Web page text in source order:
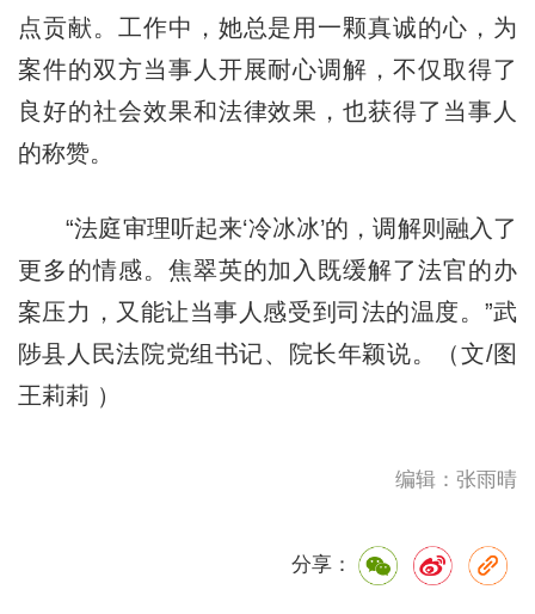
点贡献。工作中，她总是用一颗真诚的心，为
案件的双方当事人开展耐心调解，不仅取得了
良好的社会效果和法律效果，也获得了当事人
的称赞。
“法庭审理听起来‘冷冰冰’的，调解则融入了
更多的情感。焦翠英的加入既缓解了法官的办
案压力，又能让当事人感受到司法的温度。”武
陟县人民法院党组书记、院长年颖说。（文/图
王莉莉 ）
编辑：张雨晴
分享：